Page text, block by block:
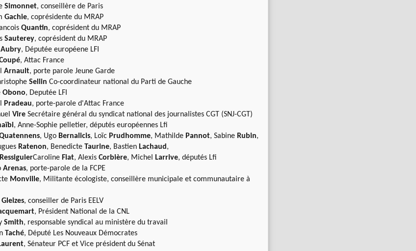
Simonnet, conseillère de Paris
Gachie, coprésidente du MRAP
Quantin, coprésident du MRAP
Sauterey, coprésident du MRAP
Aubry, Députée européene LFI
, Attac France
Arnault, porte parole Jeune Garde
Sellin Co-coordinateur national du Parti de Gauche
Obono, Deputée LFI
Pradeau, porte-parole d'Attac France
Vire Secrétaire général du syndicat national des journalistes CGT (SNJ-CGT)
, Anne-Sophie pelletier, députés européennes Lfi
, Ugo Bernalicis, Loïc Prudhomme, Mathilde Pannot, Sabine Rubin,
Ratenon, Benedicte Taurine, Bastien Lachaud ,
RessiguierCaroline Fiat, Alexis Corbière, Michel Larrive, députés Lfi
Arenas, porte-parole de la FCPE
Monville, Militante écologiste, conseillère municipale et communautaire à
Gleizes, conseiller de Paris EELV
, Président National de la CNL
Smith, responsable syndical au ministère du travail
Taché, Député Les Nouveaux Démocrates
, Sénateur PCF et Vice président du Sénat